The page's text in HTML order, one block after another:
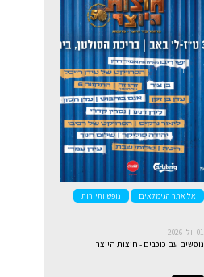
אל אתר הגימלאים נופש ותיירות
01 יולי 2026
נופשים עם כוכבים - חוצות היוצר